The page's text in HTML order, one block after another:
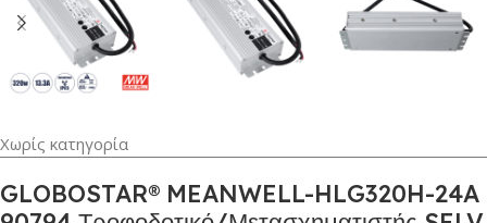
Χωρίς κατηγορία
GLOBOSTAR® MEANWELL-HLG320H-24A